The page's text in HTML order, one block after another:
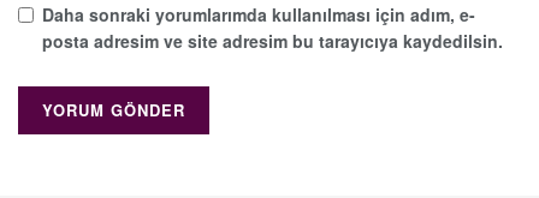
Daha sonraki yorumlarımda kullanılması için adım, e-
posta adresim ve site adresim bu tarayıcıya kaydedilsin.